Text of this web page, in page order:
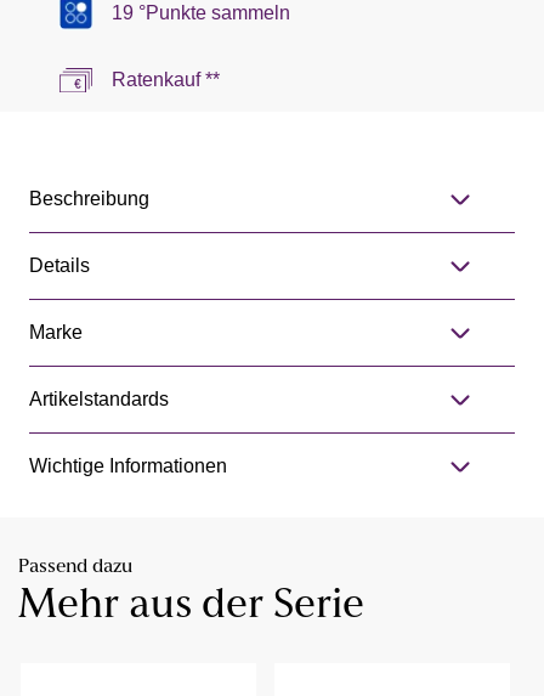
19 °Punkte sammeln
Ratenkauf **
Beschreibung
Details
Marke
Artikelstandards
Wichtige Informationen
Passend dazu
Mehr aus der Serie